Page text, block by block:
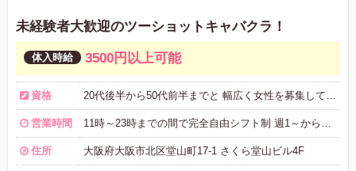
未経験者大歓迎のツーショットキャバクラ！
3500円以上可能
資格
営業時間
住所 大阪府大阪市北区堂山町17‐1 さくら堂山ビル4F